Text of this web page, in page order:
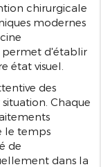
chirurgicale
modernes
permet d'établir
état visuel.
des
Chaque
le temps
de
dans la